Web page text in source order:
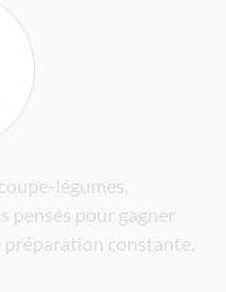
légumes,
pensés pour gagner
constante.